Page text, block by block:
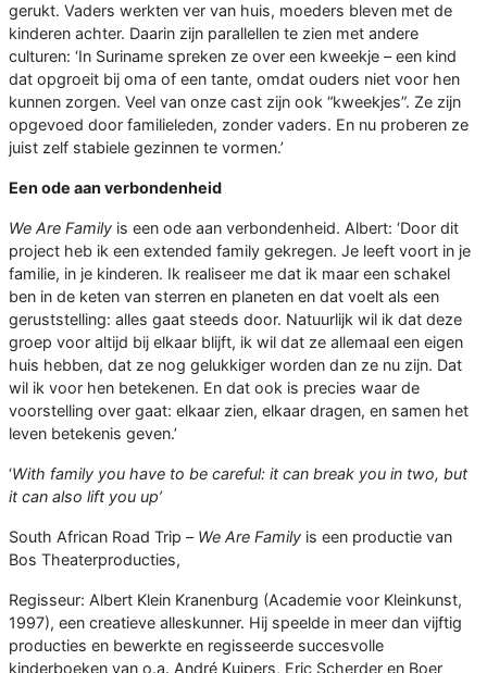
gerukt. Vaders werkten ver van huis, moeders bleven met de
kinderen achter. Daarin zijn parallellen te zien met andere
culturen: ‘In Suriname spreken ze over een kweekje – een kind
dat opgroeit bij oma of een tante, omdat ouders niet voor hen
kunnen zorgen. Veel van onze cast zijn ook “kweekjes”. Ze zijn
opgevoed door familieleden, zonder vaders. En nu proberen ze
juist zelf stabiele gezinnen te vormen.’
Een ode aan verbondenheid
We Are Family is een ode aan verbondenheid. Albert: ‘Door dit
project heb ik een extended family gekregen. Je leeft voort in je
familie, in je kinderen. Ik realiseer me dat ik maar een schakel
ben in de keten van sterren en planeten en dat voelt als een
geruststelling: alles gaat steeds door. Natuurlijk wil ik dat deze
groep voor altijd bij elkaar blijft, ik wil dat ze allemaal een eigen
huis hebben, dat ze nog gelukkiger worden dan ze nu zijn. Dat
wil ik voor hen betekenen. En dat ook is precies waar de
voorstelling over gaat: elkaar zien, elkaar dragen, en samen het
leven betekenis geven.’
‘With family you have to be careful: it can break you in two, but
it can also lift you up’
South African Road Trip – We Are Family is een productie van
Bos Theaterproducties,
Regisseur: Albert Klein Kranenburg (Academie voor Kleinkunst,
1997), een creatieve alleskunner. Hij speelde in meer dan vijftig
producties en bewerkte en regisseerde succesvolle
kinderboeken van o.a. André Kuipers, Eric Scherder en Boer